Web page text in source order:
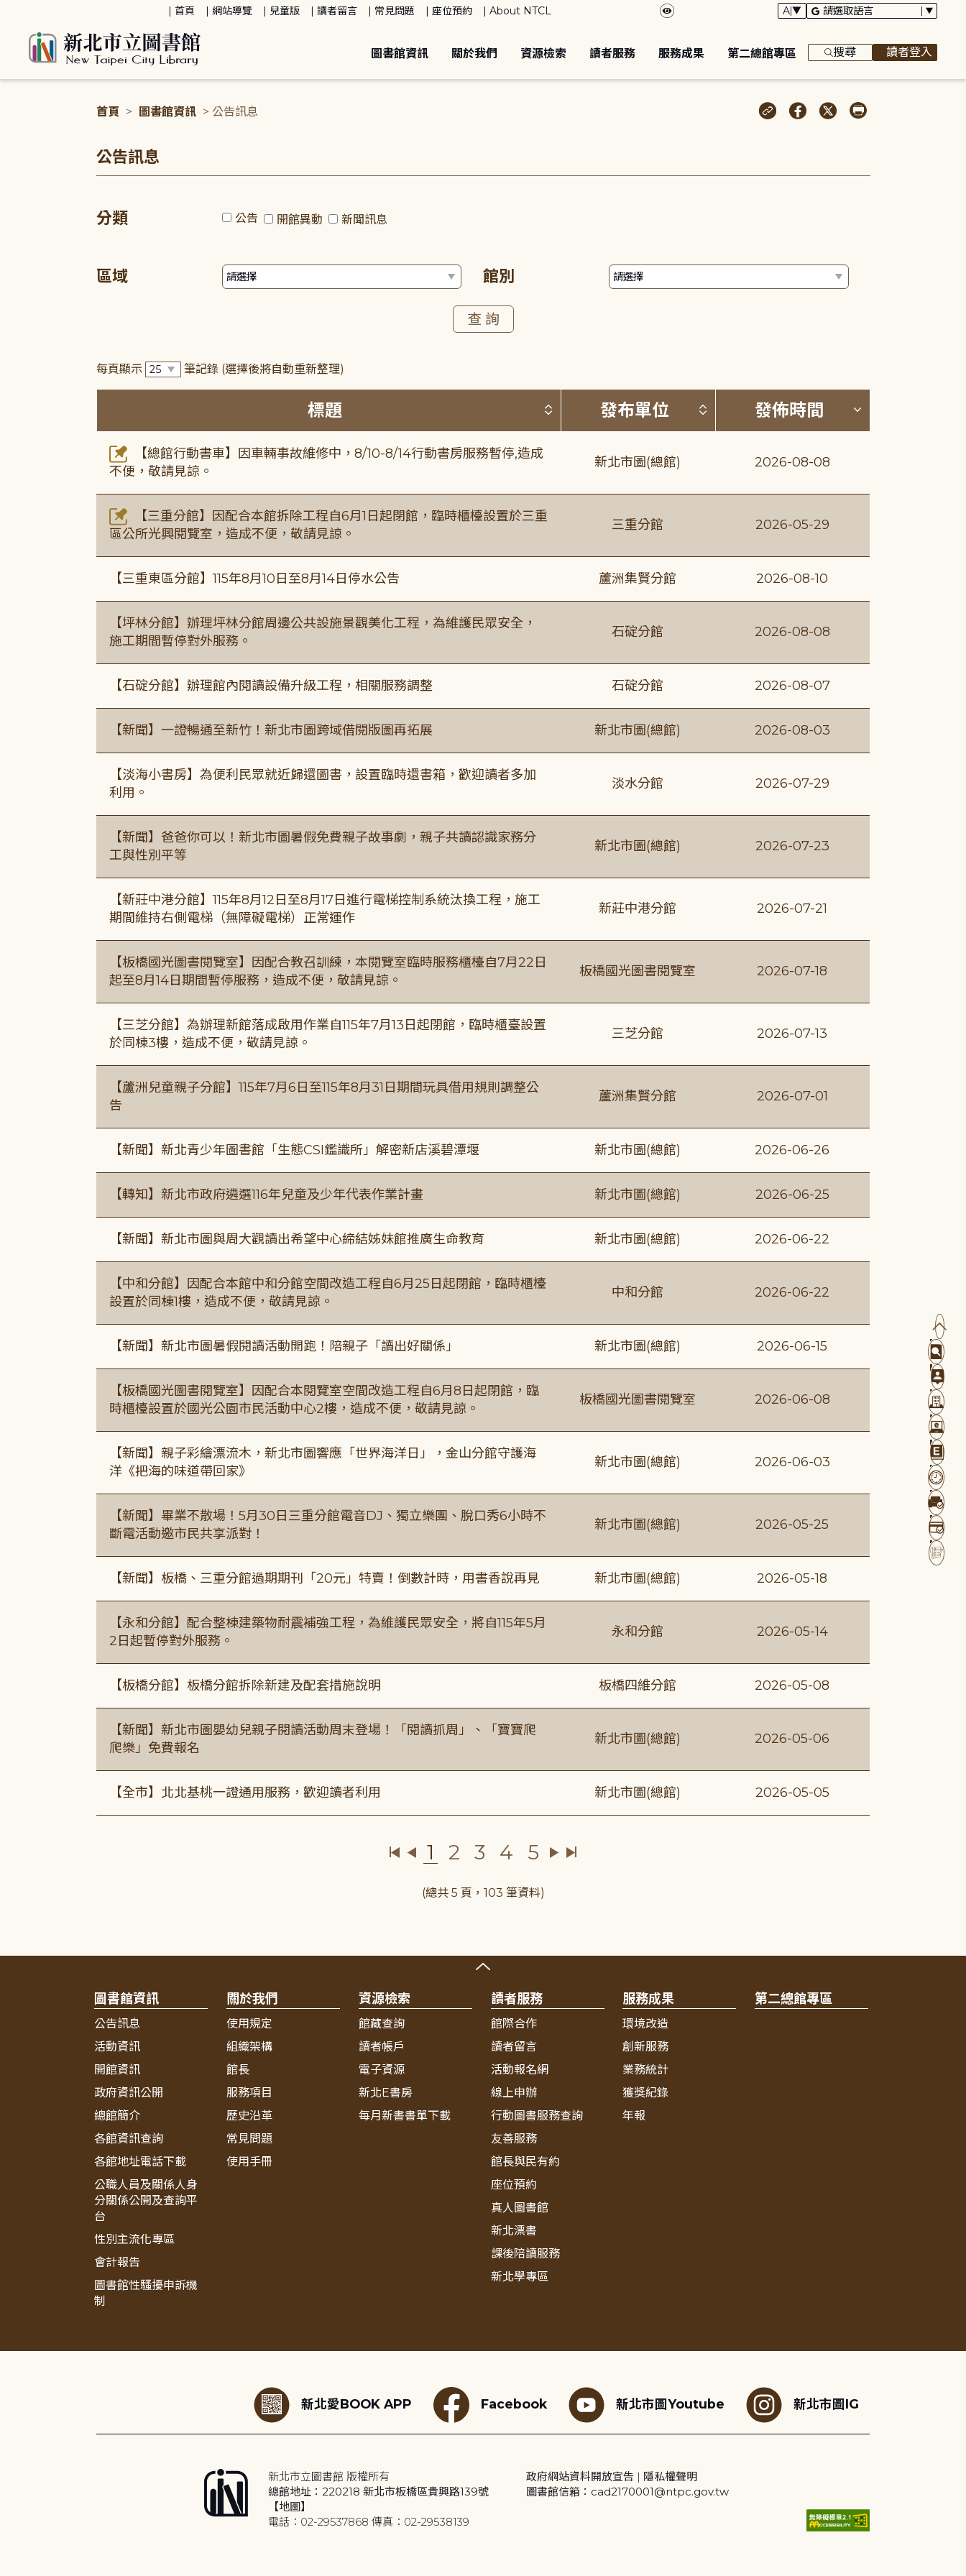
首頁 網站導覽 兒童版 讀者留言 常見問題 座位預約 About NTCL
圖書館資訊 關於我們 資源檢索 讀者服務 服務成果 第二總館專區 搜尋 讀者登入
首頁 > 圖書館資訊 > 公告訊息
公告訊息
分類 公告 開館異動 新聞訊息
區域 館別
每頁顯示 筆記錄 (選擇後將自動重新整理)
標題 按標題排序 (升降冪)
發布單位 按發布單位排序 (升降冪)
發佈時間 按發佈時間
【總館行動書車】因車輛事故維修中，8/10-8/14行動書房服務暫停,造成
不便，敬請見諒。
新北市圖(總館) 2026-08-08
【三重分館】因配合本館拆除工程自6月1日起閉館，臨時櫃檯設置於三重
區公所光興閱覽室，造成不便，敬請見諒。
三重分館 2026-05-29
【三重東區分館】115年8月10日至8月14日停水公告 蘆洲集賢分館 2026-08-10
【坪林分館】辦理坪林分館周邊公共設施景觀美化工程，為維護民眾安全，
施工期間暫停對外服務。
石碇分館 2026-08-08
【石碇分館】辦理館內閱讀設備升級工程，相關服務調整 石碇分館 2026-08-07
【新聞】一證暢通至新竹！新北市圖跨域借閱版圖再拓展 新北市圖(總館) 2026-08-03
【淡海小書房】為便利民眾就近歸還圖書，設置臨時還書箱，歡迎讀者多加
利用。
淡水分館 2026-07-29
【新聞】爸爸你可以！新北市圖暑假免費親子故事劇，親子共讀認識家務分
工與性別平等
新北市圖(總館) 2026-07-23
【新莊中港分館】115年8月12日至8月17日進行電梯控制系統汰換工程，施工
期間維持右側電梯（無障礙電梯）正常運作
新莊中港分館 2026-07-21
【板橋國光圖書閱覽室】因配合教召訓練，本閱覽室臨時服務櫃檯自7月22日
起至8月14日期間暫停服務，造成不便，敬請見諒。
板橋國光圖書閱覽室 2026-07-18
【三芝分館】為辦理新館落成啟用作業自115年7月13日起閉館，臨時櫃臺設置
於同棟3樓，造成不便，敬請見諒。
三芝分館 2026-07-13
【蘆洲兒童親子分館】115年7月6日至115年8月31日期間玩具借用規則調整公
告
蘆洲集賢分館 2026-07-01
【新聞】新北青少年圖書館「生態CSI鑑識所」解密新店溪碧潭堰 新北市圖(總館) 2026-06-26
【轉知】新北市政府遴選116年兒童及少年代表作業計畫 新北市圖(總館) 2026-06-25
【新聞】新北市圖與周大觀讀出希望中心締結姊妹館推廣生命教育 新北市圖(總館) 2026-06-22
【中和分館】因配合本館中和分館空間改造工程自6月25日起閉館，臨時櫃檯
設置於同棟1樓，造成不便，敬請見諒。
中和分館 2026-06-22
【新聞】新北市圖暑假閱讀活動開跑！陪親子「讀出好關係」 新北市圖(總館) 2026-06-15
【板橋國光圖書閱覽室】因配合本閱覽室空間改造工程自6月8日起閉館，臨
時櫃檯設置於國光公園市民活動中心2樓，造成不便，敬請見諒。
板橋國光圖書閱覽室 2026-06-08
【新聞】親子彩繪漂流木，新北市圖響應「世界海洋日」，金山分館守護海
洋《把海的味道帶回家》
新北市圖(總館) 2026-06-03
【新聞】畢業不散場！5月30日三重分館電音DJ、獨立樂團、脫口秀6小時不
斷電活動邀市民共享派對！
新北市圖(總館) 2026-05-25
【新聞】板橋、三重分館過期期刊「20元」特賣！倒數計時，用書香說再見 新北市圖(總館) 2026-05-18
【永和分館】配合整棟建築物耐震補強工程，為維護民眾安全，將自115年5月
2日起暫停對外服務。
永和分館 2026-05-14
【板橋分館】板橋分館拆除新建及配套措施說明 板橋四維分館 2026-05-08
【新聞】新北市圖嬰幼兒親子閱讀活動周末登場！「閱讀抓周」、「寶寶爬
爬樂」免費報名
新北市圖(總館) 2026-05-06
【全市】北北基桃一證通用服務，歡迎讀者利用 新北市圖(總館) 2026-05-05
1 2 3 4 5
(總共 5 頁，103 筆資料)
圖書館資訊
公告訊息
活動資訊
開館資訊
政府資訊公開
總館簡介
各館資訊查詢
各館地址電話下載
公職人員及關係人身
分關係公開及查詢平
台
性別主流化專區
會計報告
圖書館性騷擾申訴機
制
關於我們
使用規定
組織架構
館長
服務項目
歷史沿革
常見問題
使用手冊
資源檢索
館藏查詢
讀者帳戶
電子資源
新北E書房
每月新書書單下載
讀者服務
館際合作
讀者留言
活動報名網
線上申辦
行動圖書服務查詢
友善服務
館長與民有約
座位預約
真人圖書館
新北漂書
課後陪讀服務
新北學專區
服務成果
環境改造
創新服務
業務統計
獲獎紀錄
年報
第二總館專區
新北愛BOOK APP Facebook 新北市圖Youtube 新北市圖IG
新北市立圖書館 版權所有
總館地址：220218 新北市板橋區貴興路139號
【地圖】
電話：02-29537868 傳真：02-29538139
政府網站資料開放宣告 | 隱私權聲明
圖書館信箱：cad2170001@ntpc.gov.tw